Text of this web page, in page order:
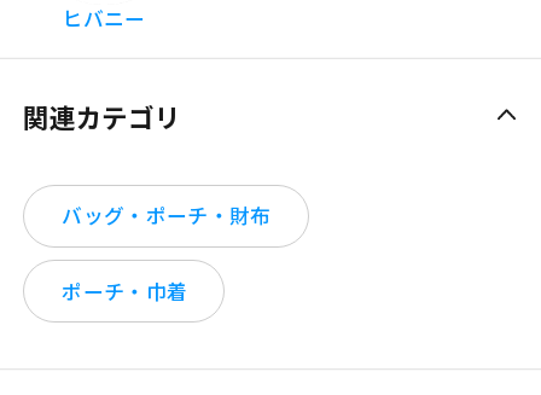
ヒバニー
関連カテゴリ
バッグ・ポーチ・財布
ポーチ・巾着